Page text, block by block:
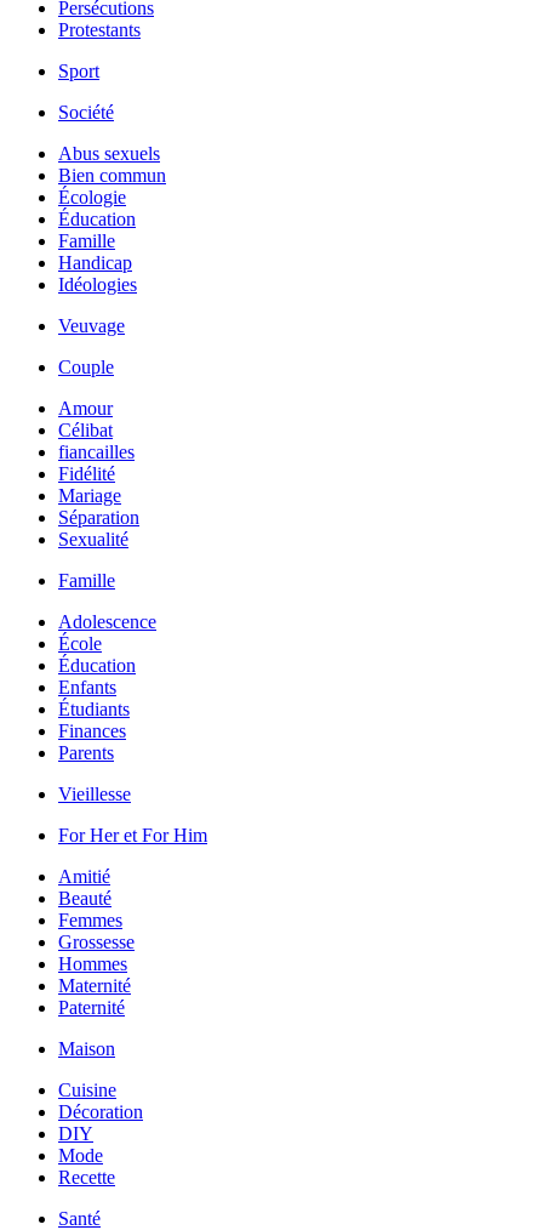
Persécutions
Protestants
Sport
Société
Abus sexuels
Bien commun
Écologie
Éducation
Famille
Handicap
Idéologies
Veuvage
Couple
Amour
Célibat
fiancailles
Fidélité
Mariage
Séparation
Sexualité
Famille
Adolescence
École
Éducation
Enfants
Étudiants
Finances
Parents
Vieillesse
For Her et For Him
Amitié
Beauté
Femmes
Grossesse
Hommes
Maternité
Paternité
Maison
Cuisine
Décoration
DIY
Mode
Recette
Santé